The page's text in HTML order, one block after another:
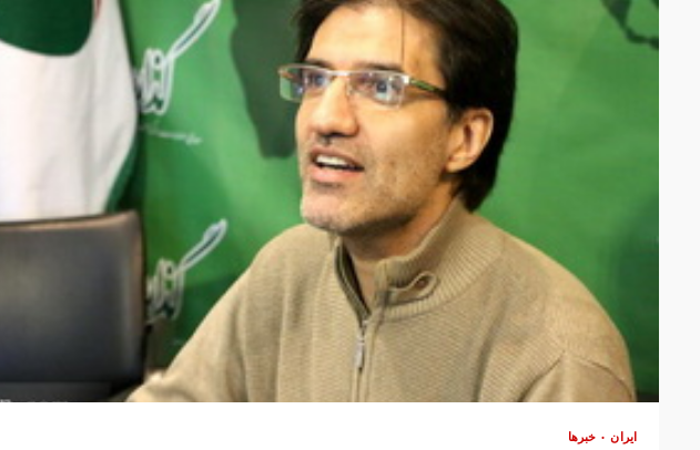
ایران خبرها